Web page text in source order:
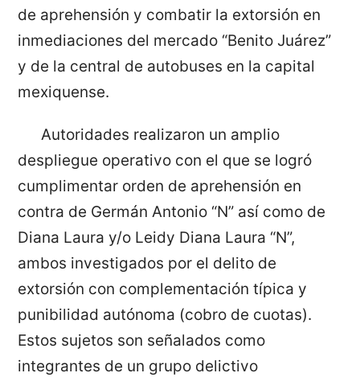
de aprehensión y combatir la extorsión en
inmediaciones del mercado “Benito Juárez”
y de la central de autobuses en la capital
mexiquense.
Autoridades realizaron un amplio
despliegue operativo con el que se logró
cumplimentar orden de aprehensión en
contra de Germán Antonio “N” así como de
Diana Laura y/o Leidy Diana Laura “N”,
ambos investigados por el delito de
extorsión con complementación típica y
punibilidad autónoma (cobro de cuotas).
Estos sujetos son señalados como
integrantes de un grupo delictivo